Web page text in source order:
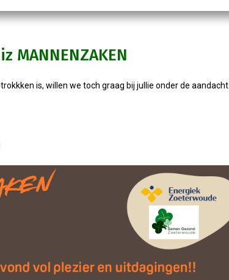
MANNENZAKEN
is, willen we toch graag bij jullie onder de aandacht